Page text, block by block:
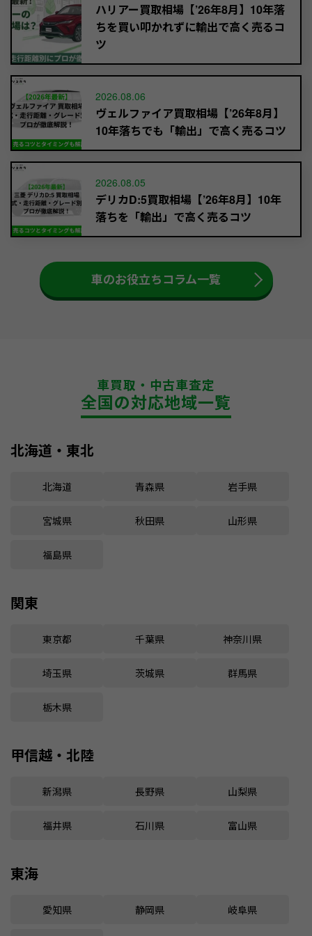
ハリアー買取相場【’26年8月】10年落
ちを買い叩かれずに輸出で高く売るコ
ツ
2026.08.06
ヴェルファイア買取相場【’26年8月】
10年落ちでも「輸出」で高く売るコツ
2026.08.05
デリカD:5買取相場【’26年8月】10年
落ちを「輸出」で高く売るコツ
車のお役立ちコラム一覧
車買取・中古車査定
全国の対応地域一覧
北海道・東北
北海道 青森県 岩手県
宮城県 秋田県 山形県
福島県
関東
東京都 千葉県 神奈川県
埼玉県 茨城県 群馬県
栃木県
甲信越・北陸
新潟県 長野県 山梨県
福井県 石川県 富山県
東海
愛知県 静岡県 岐阜県